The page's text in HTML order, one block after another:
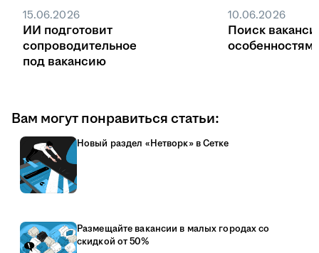
15.06.2026
ИИ подготовит
сопроводительное
под вакансию
10.06.2026
Поиск
Вам могут понравиться статьи:
Новый раздел «Нетворк» в Сетке
Размещайте вакансии в малых городах со
скидкой от 50%